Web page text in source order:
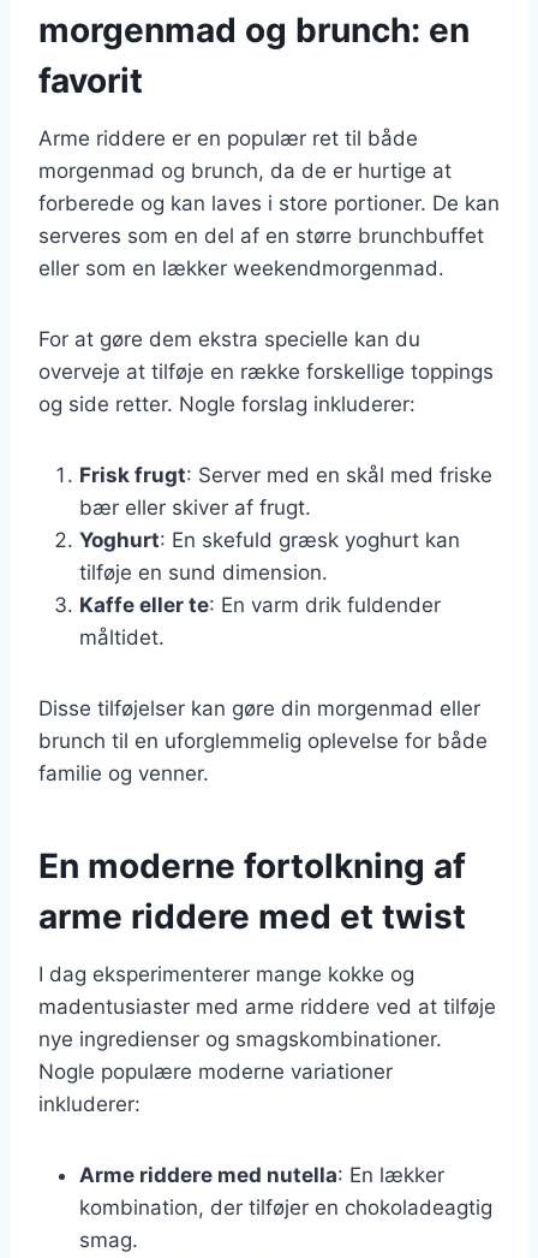
morgenmad og brunch: en
favorit
Arme riddere er en populær ret til både
morgenmad og brunch, da de er hurtige at
forberede og kan laves i store portioner. De kan
serveres som en del af en større brunchbuffet
eller som en lækker weekendmorgenmad.
For at gøre dem ekstra specielle kan du
overveje at tilføje en række forskellige toppings
og side retter. Nogle forslag inkluderer:
Frisk frugt: Server med en skål med friske
bær eller skiver af frugt.
Yoghurt: En skefuld græsk yoghurt kan
tilføje en sund dimension.
Kaffe eller te: En varm drik fuldender
måltidet.
Disse tilføjelser kan gøre din morgenmad eller
brunch til en uforglemmelig oplevelse for både
familie og venner.
En moderne fortolkning af
arme riddere med et twist
I dag eksperimenterer mange kokke og
madentusiaster med arme riddere ved at tilføje
nye ingredienser og smagskombinationer.
Nogle populære moderne variationer
inkluderer:
Arme riddere med nutella: En lækker
kombination, der tilføjer en chokoladeagtig
smag.